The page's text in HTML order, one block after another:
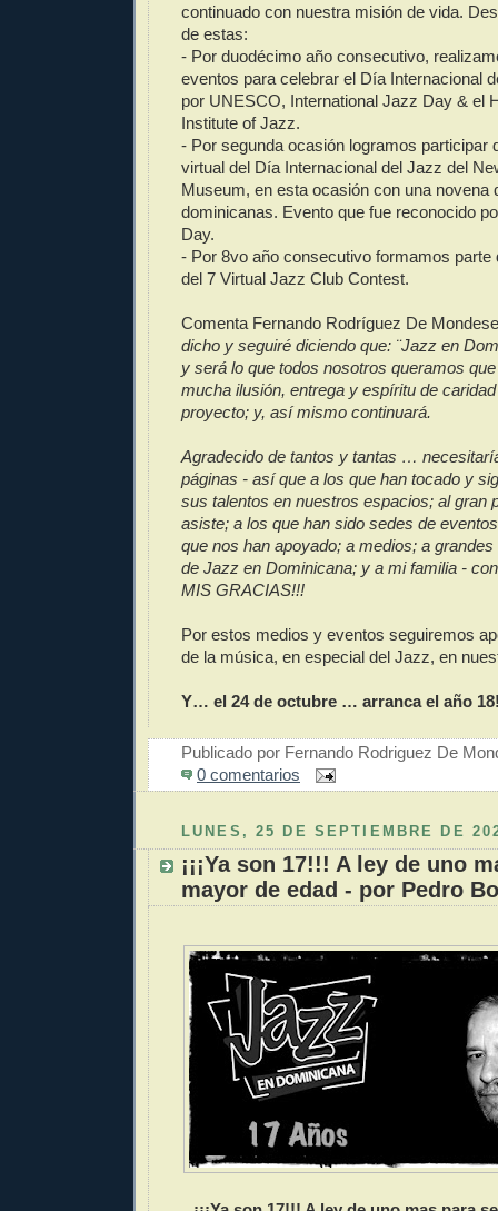
continuado con nuestra misión de vida.
de estas:
- Por duodécimo año consecutivo,
eventos para celebrar el Día Internacional
por UNESCO, International Jazz Day & el
Institute of Jazz.
- Por segunda ocasión logramos participar
virtual del Día Internacional del Jazz del
Museum, en esta ocasión con una novena
dominicanas. Evento que fue reconocido
Day.
- Por 8vo año consecutivo formamos parte
del 7 Virtual Jazz Club Contest.
Comenta Fernando Rodríguez De
dicho y seguiré diciendo que: ¨Jazz en
y será lo que todos nosotros queramos
mucha ilusión, entrega y espíritu de
proyecto; y, así mismo continuará.
Agradecido de tantos y tantas …
páginas - así que a los que han tocado y
sus talentos en nuestros espacios; al gran
asiste; a los que han sido sedes de
que nos han apoyado; a medios; a
de Jazz en Dominicana; y a mi familia -
MIS GRACIAS!!!
Por estos medios y eventos seguiremos
de la música, en especial del Jazz, en
Y… el 24 de octubre … arranca el año
Publicado por Fernando Rodriguez De
0 comentarios
LUNES, 25 DE SEPTIEMBRE DE
¡¡¡Ya son 17!!! A ley de uno
mayor de edad - por Pedro